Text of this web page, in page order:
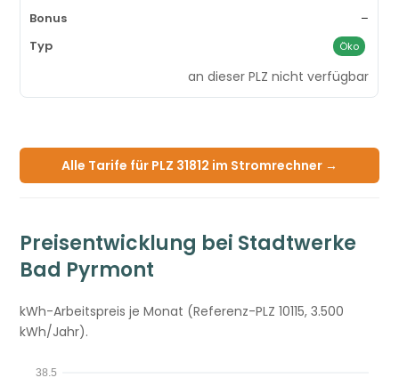
–
Öko
an dieser PLZ nicht verfügbar
Alle Tarife für PLZ 31812 im Stromrechner →
Preisentwicklung bei Stadtwerke
Bad Pyrmont
kWh-Arbeitspreis je Monat (Referenz-PLZ 10115, 3.500
kWh/Jahr).